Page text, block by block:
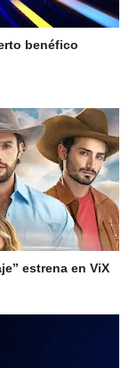
benéfico
estrena en ViX